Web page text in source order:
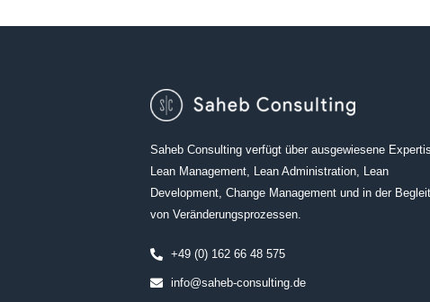
Saheb Consulting verfügt über ausgewiesene
Lean Management, Lean Administration, Lean
Development, Change Management und in der
von Veränderungsprozessen.
+49 (0) 162 66 48 575
info@saheb-consulting.de